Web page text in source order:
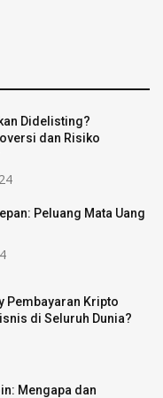
Didelisting?
dan Risiko
Peluang Mata Uang
Pembayaran Kripto
di Seluruh Dunia?
Mengapa dan